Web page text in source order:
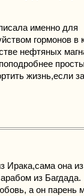
именно для
гормонов в
нефтяных
жизнь,если
она из
из Багдада.
а он парень